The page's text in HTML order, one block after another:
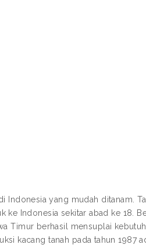
Indonesia yang mudah ditanam.
ke Indonesia sekitar abad ke 18.
Timur berhasil mensuplai
kacang tanah pada tahun 1987